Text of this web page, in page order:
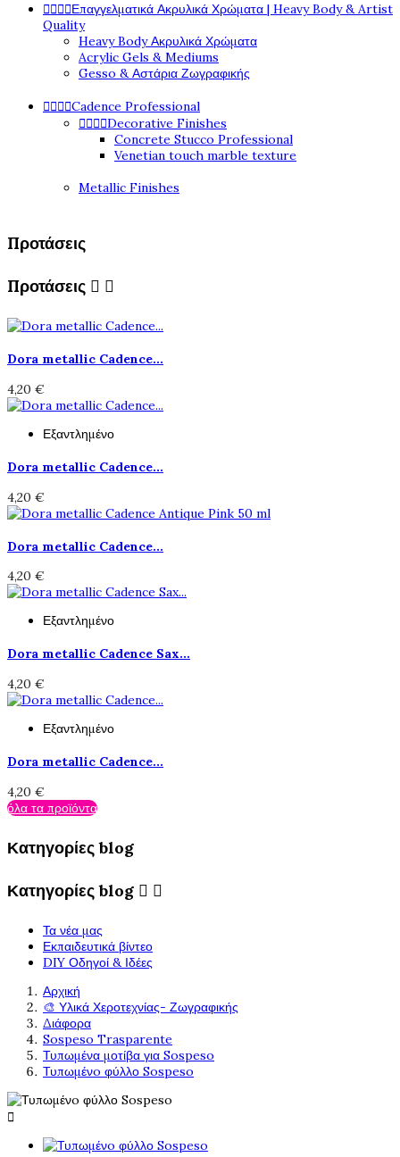
Επαγγελματικά Ακρυλικά Χρώματα | Heavy Body & Artist
Quality
Heavy Body Ακρυλικά Χρώματα
Acrylic Gels & Mediums
Gesso & Αστάρια Ζωγραφικής
Cadence Professional
Decorative Finishes
Concrete Stucco Professional
Venetian touch marble texture
Metallic Finishes
Προτάσεις
Προτάσεις  
Dora metallic Cadence...
4,20 €
Εξαντλημένο
Dora metallic Cadence...
4,20 €
Dora metallic Cadence...
4,20 €
Εξαντλημένο
Dora metallic Cadence Sax...
4,20 €
Εξαντλημένο
Dora metallic Cadence...
4,20 €
όλα τα προϊόντα
Κατηγορίες blog
Κατηγορίες blog  
Τα νέα μας
Εκπαιδευτικά βίντεο
DIY Οδηγοί & Ιδέες
Αρχική
🎨 Υλικά Χεροτεχνίας- Ζωγραφικής
Διάφορα
Sospeso Trasparente
Τυπωμένα μοτίβα για Sospeso
Τυπωμένo φύλλο Sospeso
